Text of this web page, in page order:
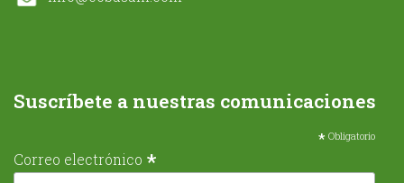
Suscríbete a nuestras comunicaciones
* Obligatorio
Correo electrónico *